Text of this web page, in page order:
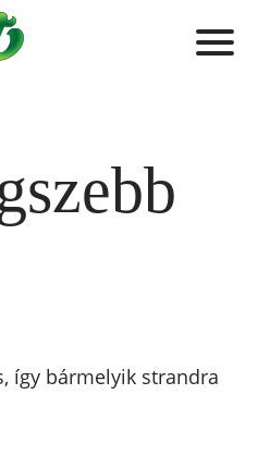
így bármelyik strandra